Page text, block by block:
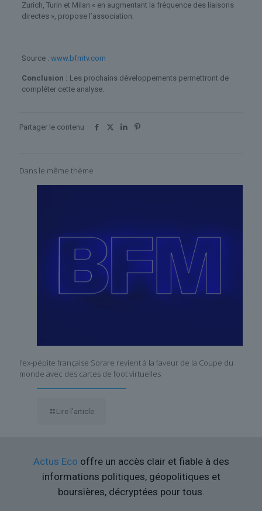
Zurich, Turin et Milan « en augmentant la fréquence des liaisons
directes », propose l’association.
Source : www.bfmtv.com
Conclusion : Les prochains développements permettront de
compléter cette analyse.
Partager le contenu
Dans le même thème
l’ex-pépite française Sorare revient à la faveur de la Coupe du
monde avec des cartes de foot virtuelles
Lire l’article
Actus Eco offre un accès clair et fiable à des
informations politiques, géopolitiques et
boursières, décryptées pour tous.